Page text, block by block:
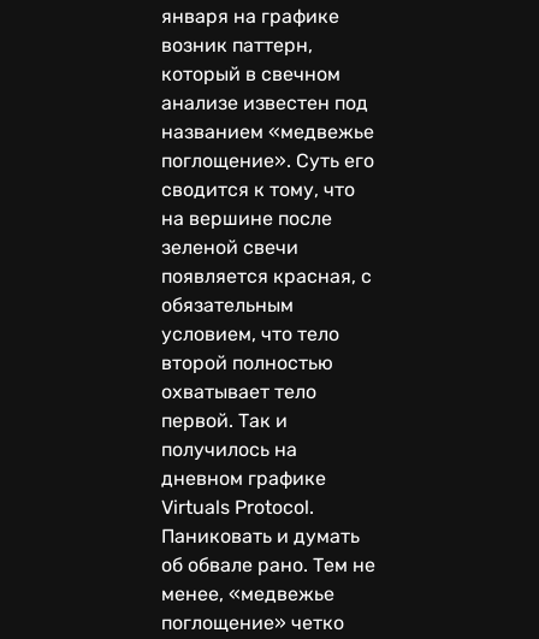
января на графике
возник паттерн,
который в свечном
анализе известен под
названием «медвежье
поглощение». Суть его
сводится к тому, что
на вершине после
зеленой свечи
появляется красная, с
обязательным
условием, что тело
второй полностью
охватывает тело
первой. Так и
получилось на
дневном графике
Virtuals Protocol.
Паниковать и думать
об обвале рано. Тем не
менее, «медвежье
поглощение» четко